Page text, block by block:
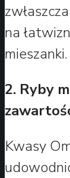
na
mieszanki.
2. Ryby
Kwasy